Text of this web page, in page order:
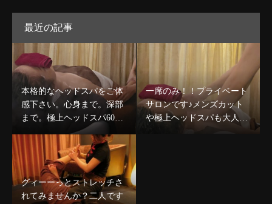
最近の記事
本格的なヘッドスパをご体
感下さい。心身まで。深部
まで。極上ヘッドスパ60分
コース￥8,980〜デコルテケ
ア込のコースも人気★
一席のみ！！プライベート
サロンです♪メンズカット
や極上ヘッドスパも大人気
グィーーっとストレッチさ
れてみませんか？二人です